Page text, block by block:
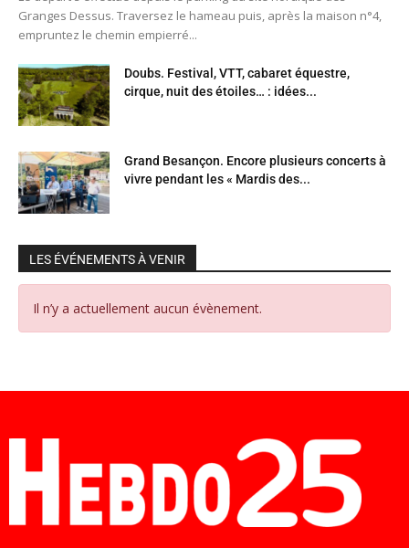
Granges Dessus. Traversez le hameau puis, après la maison n°4,
empruntez le chemin empierré...
Doubs. Festival, VTT, cabaret équestre,
cirque, nuit des étoiles… : idées...
Grand Besançon. Encore plusieurs concerts à
vivre pendant les « Mardis des...
LES ÉVÉNEMENTS À VENIR
Il n’y a actuellement aucun évènement.